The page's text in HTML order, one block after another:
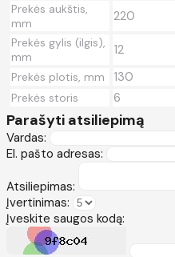
Prekės aukštis,
mm
220
Prekės gylis (ilgis),
mm
12
Prekės plotis, mm 130
Prekės storis 6
Parašyti atsiliepimą
Vardas:
El. pašto adresas:
Atsiliepimas:
Įvertinimas:
Įveskite saugos kodą: